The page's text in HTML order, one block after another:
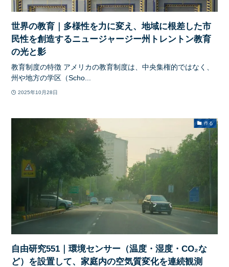
世界の教育｜多様性を力に変え、地域に根差した市
民性を創造するニュージャージー州トレントン教育
の光と影
教育制度の特徴 アメリカの教育制度は、中央集権的ではなく、
州や地方の学区（Scho...
2025年10月28日
作る
自由研究551｜環境センサー（温度・湿度・CO₂な
ど）を設置して、家庭内の空気質変化を連続観測